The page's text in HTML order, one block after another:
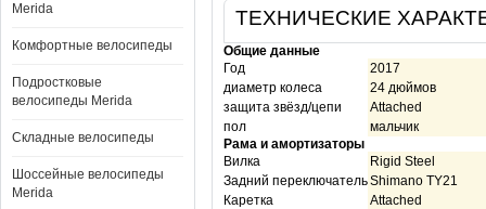
Merida
Комфортные велосипеды
Подростковые
велосипеды Merida
Складные велосипеды
Шоссейные велосипеды
Merida
ТЕХНИЧЕСКИЕ
Общие данные
Год
2017
диаметр колеса
24 дюймов
защита звёзд/цепи
Attached
пол
мальчик
Рама и амортизаторы
Вилка
Rigid Steel
Задний переключательShimano TY21
Каретка
Attached